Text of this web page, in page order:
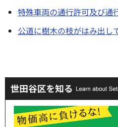
特殊車両の通行許可及び通
公道に樹木の枝がはみ出し
世田谷区を知る